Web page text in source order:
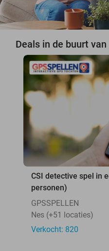
Deals in de buurt van
CSI detective spel in
personen)
GPSSPELLEN
Nes (+51 locaties)
Verkocht: 820